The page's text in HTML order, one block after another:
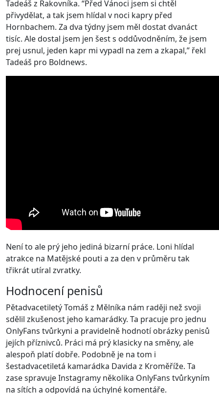
Tadeáš z Rakovníka. “Před Vánoci jsem si chtěl
přivydělat, a tak jsem hlídal v noci kapry před
Hornbachem. Za dva týdny jsem měl dostat dvanáct
tisíc. Ale dostal jsem jen šest s oddůvodněním, že jsem
prej usnul, jeden kapr mi vypadl na zem a zkapal,” řekl
Tadeáš pro Boldnews.
Není to ale prý jeho jediná bizarní práce. Loni hlídal
atrakce na Matějské pouti a za den v průměru tak
třikrát utíral zvratky.
Hodnocení penisů
Pětadvacetiletý Tomáš z Mělníka nám raději než svoji
sdělil zkušenost jeho kamarádky. Ta pracuje pro jednu
OnlyFans tvůrkyni a pravidelně hodnotí obrázky penisů
jejích příznivců. Práci má prý klasicky na směny, ale
alespoň platí dobře. Podobně je na tom i
šestadvacetiletá kamarádka Davida z Kroměříže. Ta
zase spravuje Instagramy několika OnlyFans tvůrkyním
na sítích a odpovídá na úchylné komentáře.